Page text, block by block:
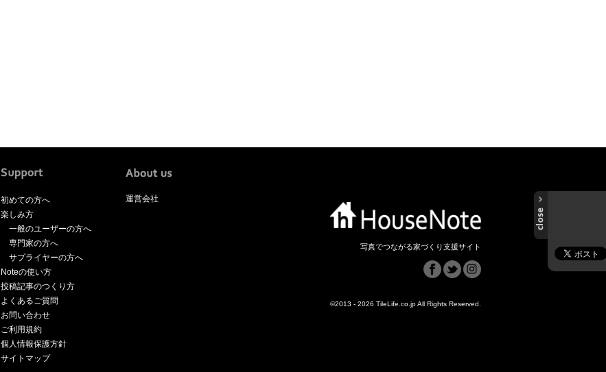
初めての方へ
楽しみ方
一般のユーザーの方へ
専門家の方へ
サプライヤーの方へ
Noteの使い方
投稿記事のつくり方
よくあるご質問
お問い合わせ
ご利用規約
個人情報保護方針
サイトマップ
運営会社
写真でつながる家づくり支援サイト
©2013 - 2026 TileLife.co.jp All Rights Reserved.